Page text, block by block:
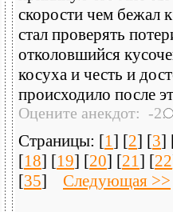
скорости чем бежал
стал проверять
отколовшийся
косуха и честь и
происходило после
Оцените анекдот: -2:
Страницы: [1] [2] [3]
[18] [19] [20] [21] [22
[35] Следующая >>